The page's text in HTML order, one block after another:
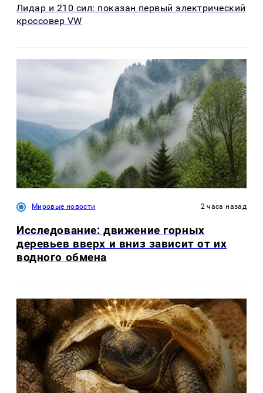
Лидар и 210 сил: показан первый электрический
кроссовер VW
Мировые новости 2 часа назад
Исследование: движение горных
деревьев вверх и вниз зависит от их
водного обмена